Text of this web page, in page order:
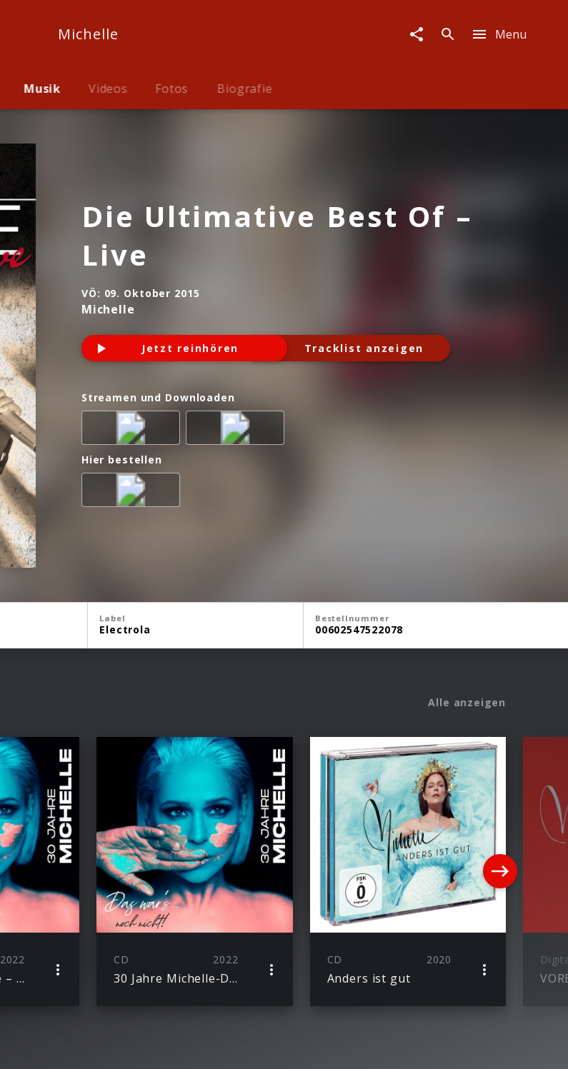
Michelle Menu
Musik Videos Fotos Biografie
Die Ultimative Best Of –
Live
VÖ: 09. Oktober 2015
Michelle
Jetzt reinhören Tracklist anzeigen
Streamen und Downloaden
Hier bestellen
Label
Electrola
Bestellnummer
00602547522078
Alle anzeigen
2022
30 Jahre Michelle – Das war’s noch nicht!
CD 2022
30 Jahre Michelle-Das war’s… noch nicht!(Deluxe)
CD 2020
Anders ist gut